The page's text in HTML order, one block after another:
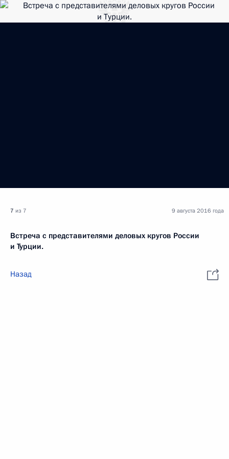
7 из 7
Встреча с представителями деловых кругов России
и Турции.
9 августа 2016 года
Назад